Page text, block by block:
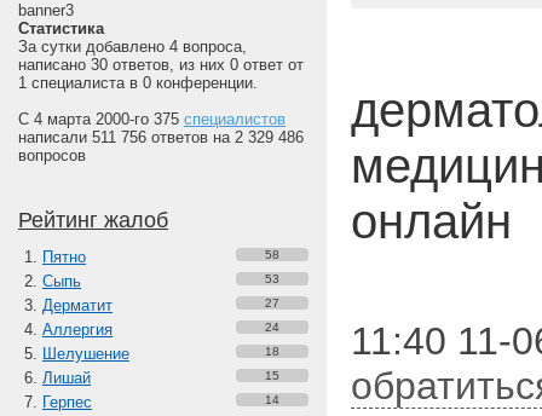
banner3
Статистика
За сутки добавлено 4 вопроса,
написано 30 ответов, из них 0 ответ от
1 специалиста в 0 конференции.
С 4 марта 2000-го 375 специалистов
написали 511 756 ответов на 2 329 486
вопросов
Рейтинг жалоб
Пятно 58
Сыпь 53
Дерматит 27
Аллергия 24
Шелушение 18
Лишай 15
Герпес 14
онлайн
11:40 11-